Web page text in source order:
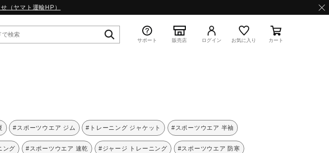
（ヤマト運輸HP）
サポート 販売店 ログイン お気に入り カート
#スポーツウエア ジム #トレーニング ジャケット #スポーツウエア 半袖
ング #スポーツウエア 速乾 #ジャージ トレーニング #スポーツウエア 防寒